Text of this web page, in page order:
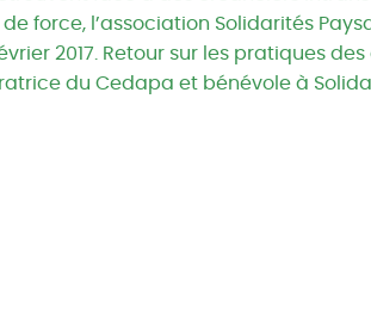
force, l’association Solidarités
2017. Retour sur les pratiques
du Cedapa et bénévole à